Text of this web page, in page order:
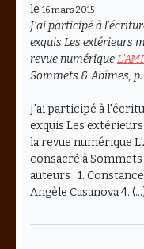
le 16 mars 2015
J’ai participé à
exquis Les extérieurs
revue numérique
Sommets & Abîmes,
J'ai participé à
exquis Les extérieurs
la revue numérique
consacré à
auteurs : 1.
Angèle Casanova 4.